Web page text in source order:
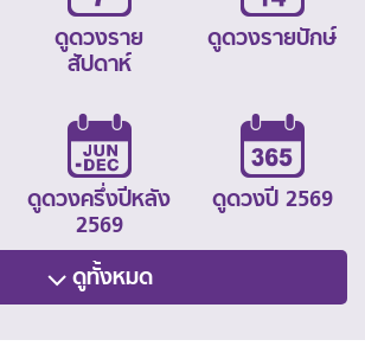
ดูดวงราย
สัปดาห์
ดูดวงรายปักษ์
ดูดวงครึ่งปีหลัง
2569
ดูดวงปี 2569
ดูทั้งหมด